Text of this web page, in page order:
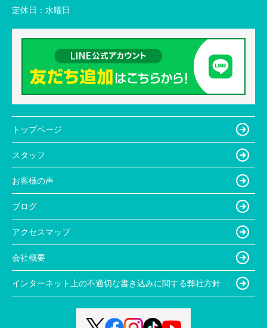
定休日： 水曜日
トップページ
スタッフ
お客様の声
ブログ
アクセスマップ
会社概要
インターネット上の不適切な書き込みに関する弊社方針